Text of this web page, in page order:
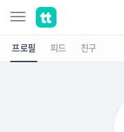
프로필 피드 친구